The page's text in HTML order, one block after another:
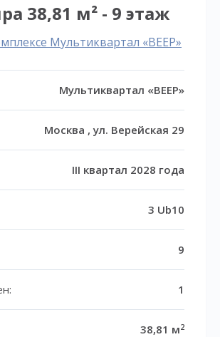
38,81 м² - 9 этаж
Мультиквартал «ВЕЕР»
Мультиквартал «ВЕЕР»
Москва , ул. Верейская 29
III квартал 2028 года
3 Ub10
9
1
38,81 м2